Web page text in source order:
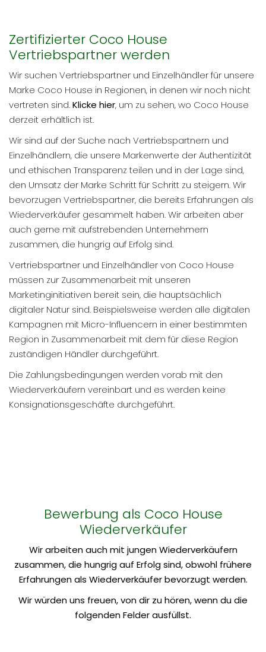
Zertifizierter Coco House
Vertriebspartner werden
Wir suchen Vertriebspartner und Einzelhändler für unsere
Marke Coco House in Regionen, in denen wir noch nicht
vertreten sind.Klicke hier, um zu sehen, wo Coco House
derzeit erhältlich ist.
Wir sind auf der Suche nach Vertriebspartnern und
Einzelhändlern, die unsere Markenwerte der Authentizität
und ethischen Transparenz teilen und in der Lage sind,
den Umsatz der Marke Schritt für Schritt zu steigern. Wir
bevorzugen Vertriebspartner, die bereits Erfahrungen als
Wiederverkäufer gesammelt haben. Wir arbeiten aber
auch gerne mit aufstrebenden Unternehmern
zusammen, die hungrig auf Erfolg sind.
Vertriebspartner und Einzelhändler von Coco House
müssen zur Zusammenarbeit mit unseren
Marketinginitiativen bereit sein, die hauptsächlich
digitaler Natur sind. Beispielsweise werden alle digitalen
Kampagnen mit Micro-Influencern in einer bestimmten
Region in Zusammenarbeit mit dem für diese Region
zuständigen Händler durchgeführt.
Die Zahlungsbedingungen werden vorab mit den
Wiederverkäufern vereinbart und es werden keine
Konsignationsgeschäfte durchgeführt.
Bewerbung als Coco House
Wiederverkäufer
Wir arbeiten auch mit jungen Wiederverkäufern
zusammen, die hungrig auf Erfolg sind, obwohl frühere
Erfahrungen als Wiederverkäufer bevorzugt werden.
Wir würden uns freuen, von dir zu hören, wenn du die
folgenden Felder ausfüllst.